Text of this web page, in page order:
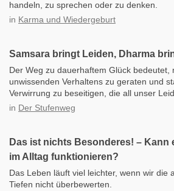
handeln, zu sprechen oder zu denken.
in Karma und Wiedergeburt
Samsara bringt Leiden, Dharma
Der Weg zu dauerhaftem Glück bedeutet,
unwissenden Verhaltens zu geraten und
Verwirrung zu beseitigen, die all unser
in Der Stufenweg
Das ist nichts Besonderes! – Kann
im Alltag funktionieren?
Das Leben läuft viel leichter, wenn wir die
Tiefen nicht überbewerten.